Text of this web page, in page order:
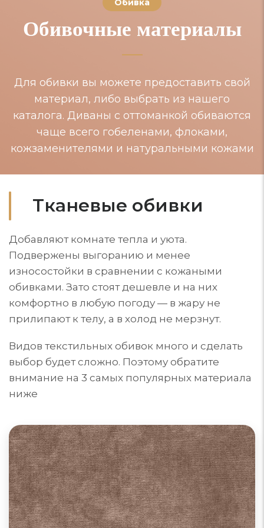
Обивка
Обивочные материалы
Для обивки вы можете предоставить свой
материал, либо выбрать из нашего
каталога. Диваны с оттоманкой обиваются
чаще всего гобеленами, флоками,
кожзаменителями и натуральными кожами
Тканевые обивки
Добавляют комнате тепла и уюта.
Подвержены выгоранию и менее
износостойки в сравнении с кожаными
обивками. Зато стоят дешевле и на них
комфортно в любую погоду — в жару не
прилипают к телу, а в холод не мерзнут.
Видов текстильных обивок много и сделать
выбор будет сложно. Поэтому обратите
внимание на 3 самых популярных материала
ниже
Диваны из велюра
Велюр для обивки мебели может быть из
синтетических, натуральных или комбинированных